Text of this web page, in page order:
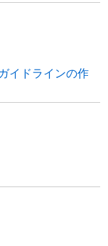
イドラインの作